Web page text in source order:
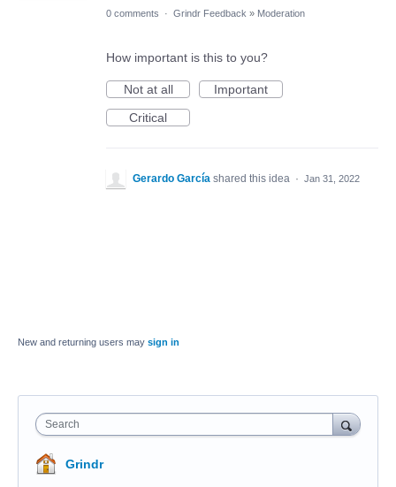
0 comments · Grindr Feedback » Moderation
How important is this to you?
Not at all
Important
Critical
Gerardo García shared this idea · Jan 31, 2022
New and returning users may sign in
Search
Grindr